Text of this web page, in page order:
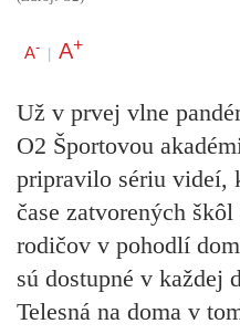
A- | A+
Už v prvej vlne
O2 Športovou
pripravilo sériu videí,
čase zatvorených
rodičov v pohodlí
sú dostupné v každej
Telesná na doma v